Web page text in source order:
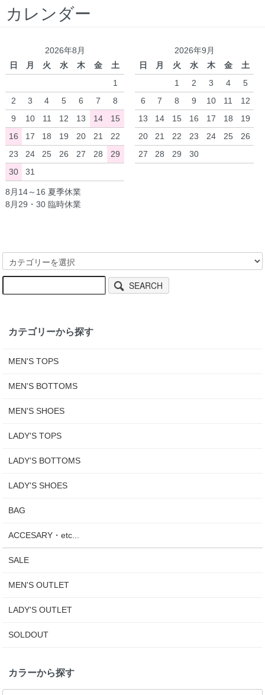
カレンダー
2026年8月
日
月 火 水 木 金
土
1
2
3 4 5 6 7
8
9
10 11 12 13 14
15
16
17 18 19 20 21
22
23
24 25 26 27 28
29
30
31
2026年9月
日
月 火 水 木 金
土
1
2 3 4
5
6
7 8 9 10 11
12
13
14 15 16 17 18
19
20
21 22 23 24 25
26
27
28 29 30
8月14～16 夏季休業
8月29・30 臨時休業
SEARCH
カテゴリーから探す
MEN'S TOPS
MEN'S BOTTOMS
MEN'S SHOES
LADY'S TOPS
LADY'S BOTTOMS
LADY'S SHOES
BAG
ACCESARY・etc...
SALE
MEN'S OUTLET
LADY'S OUTLET
SOLDOUT
カラーから探す